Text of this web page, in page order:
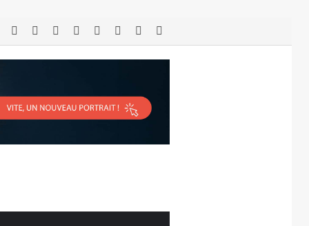
RSS Facebook LinkedinYouTubeConnexionArticle Aléatoire